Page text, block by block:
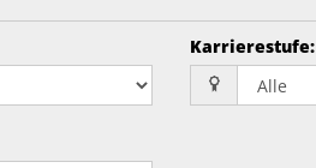
Karrierestufe: